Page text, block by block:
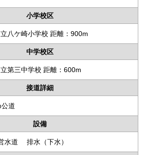
小学校区
八ケ崎小学校 距離：900m
中学校区
第三中学校 距離：600m
接道詳細
道
設備
道 排水（下水）